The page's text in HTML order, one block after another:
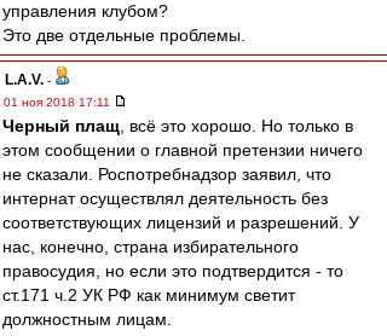
управления клубом?
Это две отдельные проблемы.
L.А.V. -
01 ноя 2018 17:11
Черный плащ , всё это хорошо. Но только в
этом сообщении о главной претензии ничего
не сказали. Роспотребнадзор заявил, что
интернат осуществлял деятельность без
соответствующих лицензий и разрешений. У
нас, конечно, страна избирательного
правосудия, но если это подтвердится - то
ст.171 ч.2 УК РФ как минимум светит
должностным лицам.